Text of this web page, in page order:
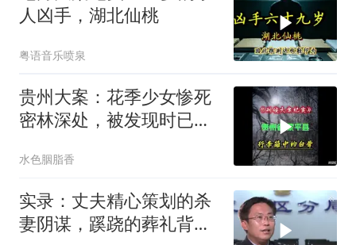
人凶手，湖北仙桃
粤语音乐喷泉
贵州大案：花季少女惨死
密林深处，被发现时已成
水色胭脂香
实录：丈夫精心策划的杀
妻阴谋，蹊跷的葬礼背